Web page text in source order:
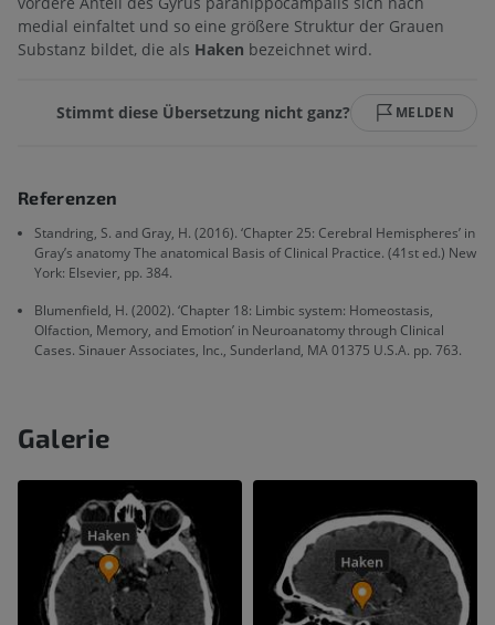
medial einfaltet und so eine größere Struktur der Grauen
Substanz bildet, die als Haken bezeichnet wird.
Stimmt diese Übersetzung nicht ganz? MELDEN
Referenzen
Standring, S. and Gray, H. (2016). ‘Chapter 25: Cerebral Hemispheres’ in
Gray’s anatomy The anatomical Basis of Clinical Practice. (41st ed.) New
York: Elsevier, pp. 384.
Blumenfield, H. (2002). ‘Chapter 18: Limbic system: Homeostasis,
Olfaction, Memory, and Emotion’ in Neuroanatomy through Clinical
Cases. Sinauer Associates, Inc., Sunderland, MA 01375 U.S.A. pp. 763.
Galerie